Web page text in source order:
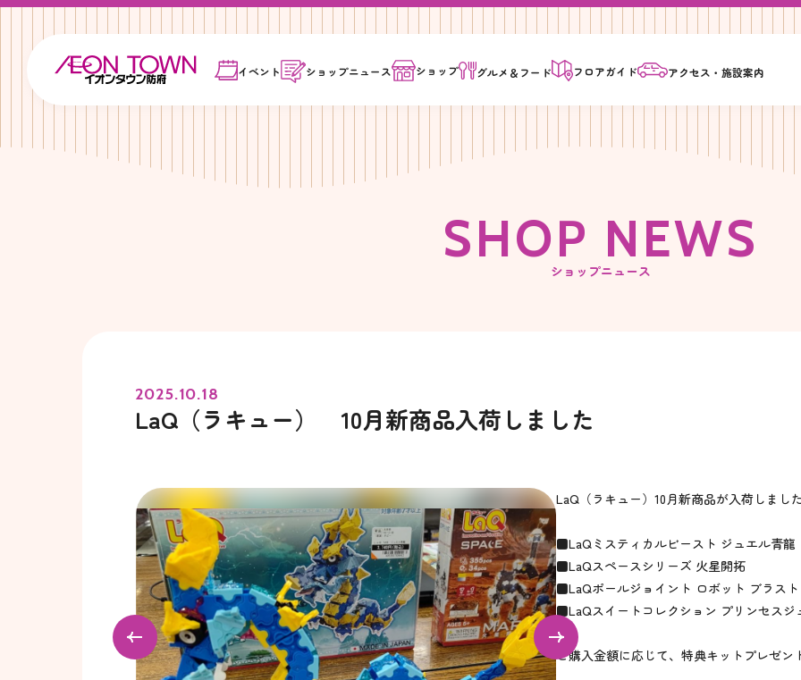
イベント ショップニュース ショップ グルメ＆ フード フロアガイド アクセス・施設案内
SHOP NEWS
ショップニュース
2025.10.18
LaQ（ラキュー） 10月新商品入荷しました
LaQ（ラキュー）10月新商品が入荷しまし
■LaQミスティカルビースト ジュエル青龍
■LaQスペースシリーズ 火星開拓
■LaQポールジョイント ロボット ブラスト
■LaQスイートコレクション プリンセスジ
ご購入金額に応じて、特典キットプレゼン